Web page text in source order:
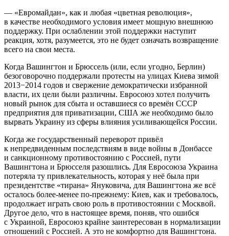
— «Евромайдан», как и любая «цветная революция»,
в качестве необходимого условия имеет мощную внешнюю
поддержку. При ослаблении этой поддержки наступит
реакция, хотя, разумеется, это не будет означать возвращение
всего на свои места.
Когда Вашингтон и Брюссель (или, если угодно, Берлин)
безоговорочно поддержали протесты на улицах Киева зимой
2013−2014 годов и свержение демократически избранной
власти, их цели были различны. Евросоюз хотел получить
новый рынок для сбыта и оставшиеся со времён СССР
предприятия для приватизации, США же необходимо было
вырвать Украину из сферы влияния усиливающейся России.
Когда же государственный переворот привёл
к непредвиденным последствиям в виде войны в Донбассе
и санкционному противостоянию с Россией, пути
Вашингтона и Брюсселя разошлись. Для Евросоюза Украина
потеряла ту привлекательность, которая у неё была при
президентстве «тирана» Януковича, для Вашингтона же всё
осталось более-менее по-прежнему: Киев, как и требовалось,
продолжает играть свою роль в противостоянии с Москвой.
Другое дело, что в настоящее время, поняв, что ошибся
с Украиной, Евросоюз крайне заинтересован в нормализации
отношений с Россией. А это не комфортно для Вашингтона.